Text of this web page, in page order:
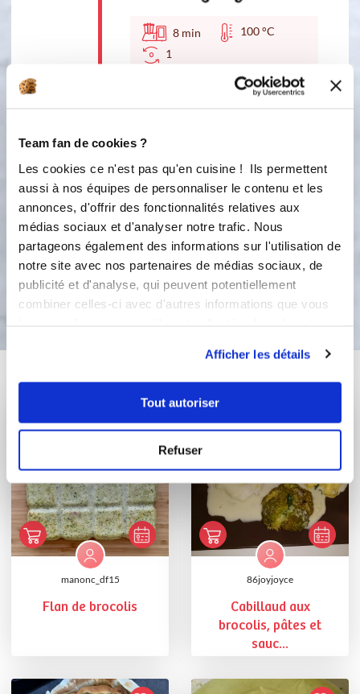
Team fan de cookies ?
Les cookies ce n'est pas qu'en cuisine ! Ils permettent
aussi à nos équipes de personnaliser le contenu et les
annonces, d'offrir des fonctionnalités relatives aux
médias sociaux et d'analyser notre trafic. Nous
partageons également des informations sur l'utilisation de
notre site avec nos partenaires de médias sociaux, de
publicité et d'analyse, qui peuvent potentiellement
combiner celles-ci avec d'autres informations que vous
Afficher les détails
Tout autoriser
Refuser
8 min
100 °C
1
Vérifier la cuisson des pâtes et al
besoin. Ajouter le brocoli 4 min avant
6
Saler et poivrer. Servir les pâtes
chaudes parsemer à volonté de
parmesan râpé.
Bon appétit !
manonc_df15
Flan de brocolis
86joyjoyce
Cabillaud aux
brocolis, pâtes et
sauc...